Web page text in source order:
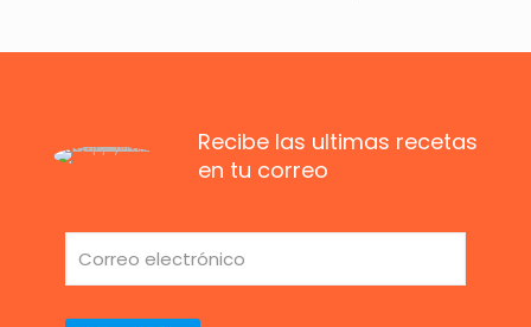
Recibe las ultimas recetas
en tu correo